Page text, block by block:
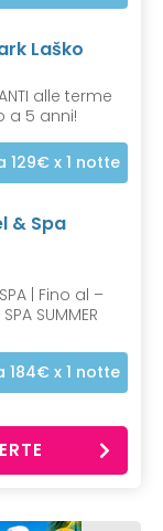
Laško
alle terme
a 5 anni!
129€x 1 notte
& Spa
| Fino al –
SUMMER
184€ x 1 notte